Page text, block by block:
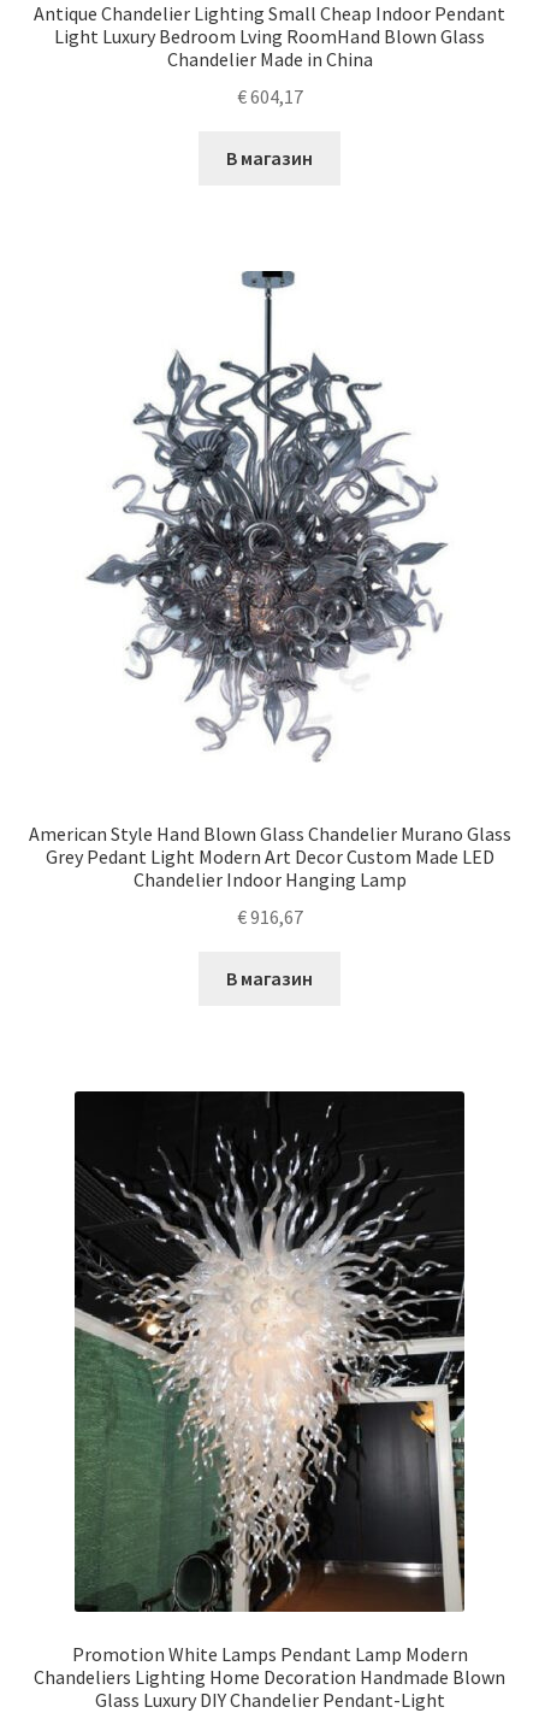
Antique Chandelier Lighting Small Cheap Indoor Pendant
Light Luxury Bedroom Lving RoomHand Blown Glass
Chandelier Made in China
€604,17
В магазин
American Style Hand Blown Glass Chandelier Murano Glass
Grey Pedant Light Modern Art Decor Custom Made LED
Chandelier Indoor Hanging Lamp
€916,67
В магазин
Promotion White Lamps Pendant Lamp Modern
Chandeliers Lighting Home Decoration Handmade Blown
Glass Luxury DIY Chandelier Pendant-Light